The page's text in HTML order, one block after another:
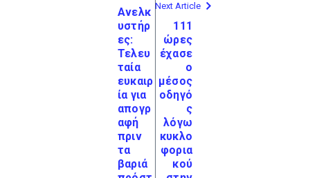
Ανελκ
υστήρ
ες:
Τελευ
ταία
ευκαιρ
ία για
απογρ
αφή
πριν
τα
βαριά
Next Article
111
ώρες
έχασε
ο
μέσος
οδηγό
ς
λόγω
κυκλο
φορια
κού